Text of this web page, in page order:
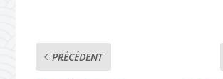
PRÉCÉDENT